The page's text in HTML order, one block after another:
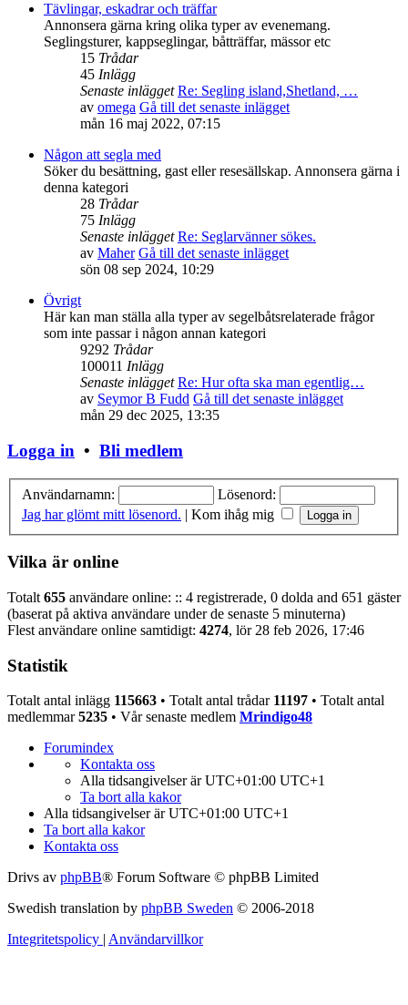
Tävlingar, eskadrar och träffar
Annonsera gärna kring olika typer av evenemang.
Seglingsturer, kappseglingar, båtträffar, mässor etc
15 Trådar
45 Inlägg
Senaste inlägget Re: Segling island,Shetland, …
av omega Gå till det senaste inlägget
mån 16 maj 2022, 07:15
Någon att segla med
Söker du besättning, gast eller resesällskap. Annonsera gärna i
denna kategori
28 Trådar
75 Inlägg
Senaste inlägget Re: Seglarvänner sökes.
av Maher Gå till det senaste inlägget
sön 08 sep 2024, 10:29
Övrigt
Här kan man ställa alla typer av segelbåtsrelaterade frågor
som inte passar i någon annan kategori
9292 Trådar
100011 Inlägg
Senaste inlägget Re: Hur ofta ska man egentlig…
av Seymor B Fudd Gå till det senaste inlägget
mån 29 dec 2025, 13:35
Logga in • Bli medlem
Användarnamn:
Lösenord:
Jag har glömt mitt lösenord. | Kom ihåg mig
Vilka är online
Totalt 655 användare online: :: 4 registrerade, 0 dolda and 651 gäster
(baserat på aktiva användare under de senaste 5 minuterna)
Flest användare online samtidigt: 4274, lör 28 feb 2026, 17:46
Statistik
Totalt antal inlägg 115663 • Totalt antal trådar 11197 • Totalt antal
medlemmar5235 • Vår senaste medlem Mrindigo48
Forumindex
Kontakta oss
Alla tidsangivelser är UTC+01:00 UTC+1
Ta bort alla kakor
Alla tidsangivelser är UTC+01:00 UTC+1
Ta bort alla kakor
Kontakta oss
Drivs av phpBB® Forum Software © phpBB Limited
Swedish translation by phpBB Sweden © 2006-2018
Integritetspolicy | Användarvillkor